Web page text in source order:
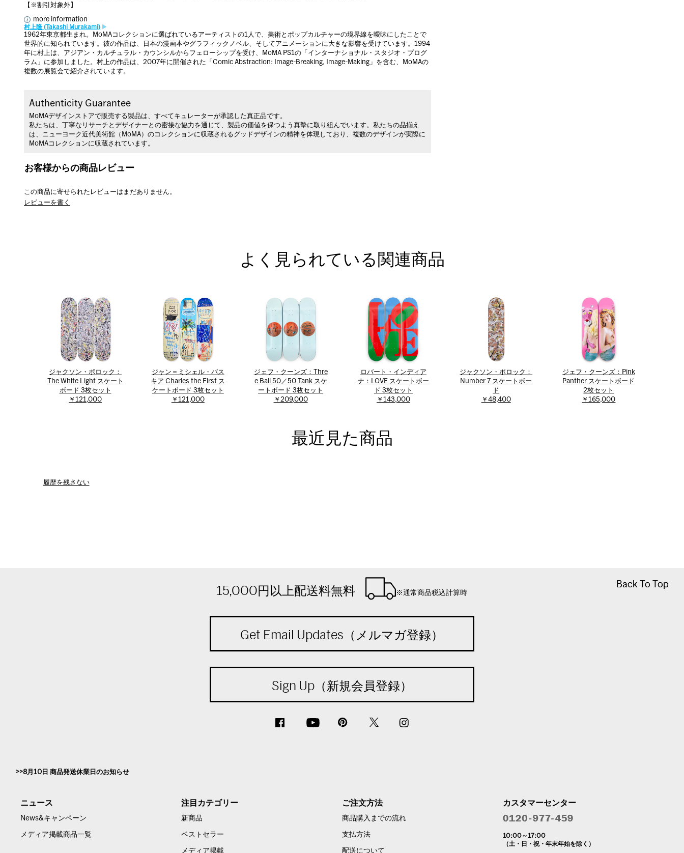
【※割引対象外】
more information
村上隆 (Takashi Murakami)
1962年東京都生まれ。MoMAコレクションに選ばれているアーティストの1人で、美術とポップカルチャーの境界線を曖昧にしたことで
世界的に知られています。彼の作品は、日本の漫画本やグラフィックノベル、そしてアニメーションに大きな影響を受けています。1994
年に村上は、アジアン・カルチュラル・カウンシルからフェローシップを受け、MoMA PS1の「インターナショナル・スタジオ・プログ
ラム」に参加しました。村上の作品は、2007年に開催された「Comic Abstraction: Image-Breaking, Image-Making」を含む、MoMAの
複数の展覧会で紹介されています。
Authenticity Guarantee
MoMAデザインストアで販売する製品は、すべてキュレーターが承認した真正品です。
私たちは、丁寧なリサーチとデザイナーとの密接な協力を通じて、製品の価値を保つよう真摯に取り組んでいます。私たちの品揃え
は、ニューヨーク近代美術館（MoMA）のコレクションに収蔵されるグッドデザインの精神を体現しており、複数のデザインが実際に
MoMAコレクションに収蔵されています。
お客様からの商品レビュー
この商品に寄せられたレビューはまだありません。
レビューを書く
よく見られている関連商品
ジャクソン・ポロック：
The White Light スケート
ボード 3枚セット
￥121,000
ジャン＝ミシェル・バス
キア Charles the First ス
ケートボード 3枚セット
￥121,000
ジェフ・クーンズ：Thre
e Ball 50／50 Tank スケ
ートボード 3枚セット
￥209,000
ロバート・インディア
ナ：LOVE スケートボー
ド 3枚セット
￥143,000
ジャクソン・ポロック：
Number 7 スケートボー
ド
￥48,400
ジェフ・クーンズ：Pink
Panther スケートボード
2枚セット
￥165,000
最近見た商品
履歴を残さない
Back To Top
Back To Top
15,000円以上配送料無料 ※通常商品税込計算時
Get Email Updates（メルマガ登録）
Sign Up（新規会員登録）
8月10日 商品発送休業日のお知らせ
ニュース
News&キャンペーン
メディア掲載商品一覧
注目カテゴリー
新商品
ベストセラー
メディア掲載
ご注文方法
商品購入までの流れ
支払方法
配送について
カスタマーセンター
10:00～17:00
（土・日・祝・年末年始を除く）